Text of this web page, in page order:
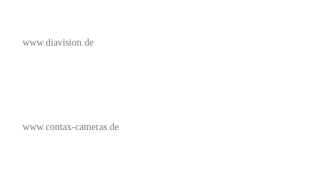
www.diavision.de
www.contax-cameras.de